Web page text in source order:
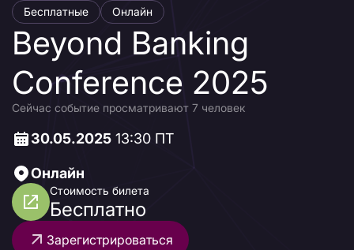
Бесплатные Онлайн
Beyond Banking
Conference 2025
Сейчас событие просматривают 7 человек
30.05.2025 13:30 ПТ
Онлайн
Стоимость билета
Бесплатно
Зарегистрироваться